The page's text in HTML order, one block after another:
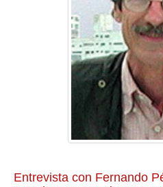
GALERIA
Entrevista con Fernando